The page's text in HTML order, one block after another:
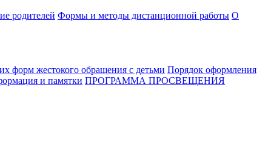
родителей Формы и методы дистанционной работы О
форм жестокого обращения с детьми Порядок оформления
и памятки ПРОГРАММА ПРОСВЕЩЕНИЯ